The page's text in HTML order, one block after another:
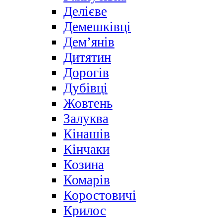
Делієве
Демешківці
Дем’янів
Дитятин
Дорогів
Дубівці
Жовтень
Залуква
Кінашів
Кінчаки
Козина
Комарів
Коростовичі
Крилос